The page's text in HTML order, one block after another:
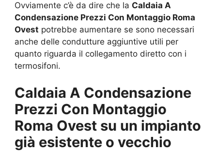
Ovviamente c’è da dire che la Caldaia A
Condensazione Prezzi Con Montaggio Roma
Ovest potrebbe aumentare se sono necessari
anche delle condutture aggiuntive utili per
quanto riguarda il collegamento diretto con i
termosifoni.
Caldaia A Condensazione
Prezzi Con Montaggio
Roma Ovest su un impianto
già esistente o vecchio